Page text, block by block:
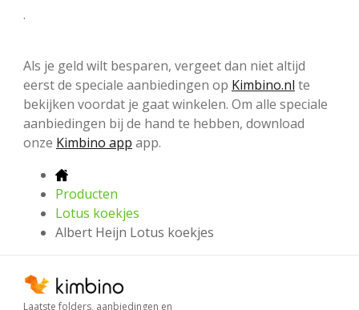
.
Als je geld wilt besparen, vergeet dan niet altijd
eerst de speciale aanbiedingen op Kimbino.nl te
bekijken voordat je gaat winkelen. Om alle speciale
aanbiedingen bij de hand te hebben, download
onze Kimbino app app.
Producten
Lotus koekjes
Albert Heijn Lotus koekjes
Laatste folders, aanbiedingen en